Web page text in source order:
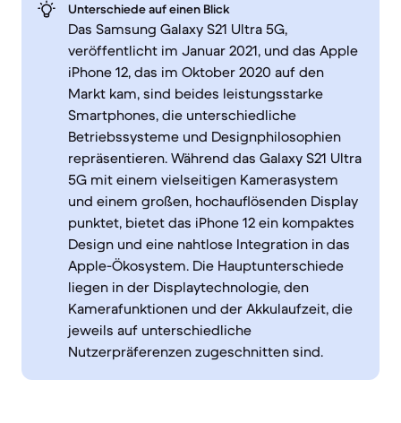
Unterschiede auf einen Blick
Das Samsung Galaxy S21 Ultra 5G,
veröffentlicht im Januar 2021, und das Apple
iPhone 12, das im Oktober 2020 auf den
Markt kam, sind beides leistungsstarke
Smartphones, die unterschiedliche
Betriebssysteme und Designphilosophien
repräsentieren. Während das Galaxy S21 Ultra
5G mit einem vielseitigen Kamerasystem
und einem großen, hochauflösenden Display
punktet, bietet das iPhone 12 ein kompaktes
Design und eine nahtlose Integration in das
Apple-Ökosystem. Die Hauptunterschiede
liegen in der Displaytechnologie, den
Kamerafunktionen und der Akkulaufzeit, die
jeweils auf unterschiedliche
Nutzerpräferenzen zugeschnitten sind.